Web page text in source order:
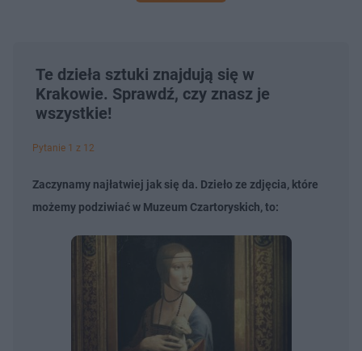
Te dzieła sztuki znajdują się w
Krakowie. Sprawdź, czy znasz je
wszystkie!
Pytanie 1 z 12
Zaczynamy najłatwiej jak się da. Dzieło ze zdjęcia, które
możemy podziwiać w Muzeum Czartoryskich, to: